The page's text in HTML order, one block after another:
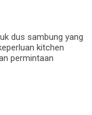
dus sambung yang
kitchen
permintaan